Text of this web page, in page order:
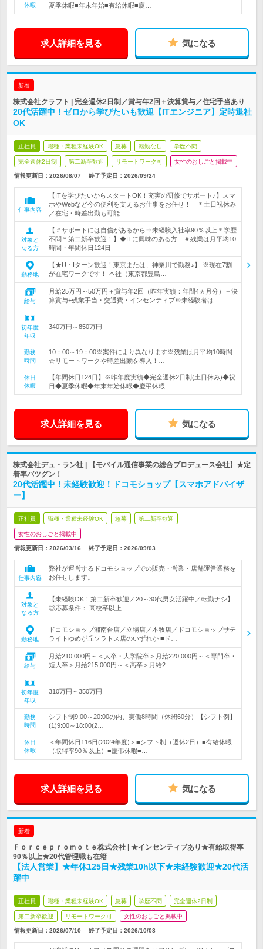
休暇 夏季休暇■年末年始■有給休暇■慶…
求人詳細を見る 気になる
新着
株式会社クラフト | 完全週休2日制／賞与年2回＋決算賞与／住宅手当あり
20代活躍中！ゼロから学びたいも歓迎【ITエンジニア】定時退社
OK
正社員 職種・業種未経験OK 急募 転勤なし 学歴不問
完全週休2日制 第二新卒歓迎 リモートワーク可 女性のおしごと掲載中
情報更新日：2026/08/07 終了予定日： 2026/09/24
仕事内容
【ITを学びたいからスタートOK！充実の研修でサポート♪】スマ
ホやWebなど今の便利を支えるお仕事をお任せ！ ＊土日祝休み
／在宅・時差出勤も可能
対象と
なる方
【＃サポートには自信があるから⇒未経験入社率90％以上＊学歴
不問＊第二新卒歓迎！】◆ITに興味のある方 ＃残業は月平均10
時間・年間休日124日
勤務地
【★U・Iターン歓迎！東京または、神奈川で勤務♪】 ※現在7割
が在宅ワークです！ 本社（東京都豊島…
給与
月給25万円～50万円＋賞与年2回（昨年実績：年間4ヵ月分）＋決
算賞与+残業手当・交通費・インセンティブ※未経験者は…
初年度
年収
340万円～850万円
勤務
時間
10：00～19：00※案件により異なります※残業は月平均10時間
☆リモートワークや時差出勤を導入！…
休日
休暇
【年間休日124日】※昨年度実績◆完全週休2日制(土日休み)◆祝
日◆夏季休暇◆年末年始休暇◆慶弔休暇…
求人詳細を見る 気になる
株式会社デュ・ラン社 | 【モバイル通信事業の総合プロデュース会社】★定
着率バツグン！
20代活躍中！未経験歓迎！ドコモショップ【スマホアドバイザ
ー】
正社員 職種・業種未経験OK 急募 第二新卒歓迎
女性のおしごと掲載中
情報更新日：2026/03/16 終了予定日： 2026/09/03
仕事内容
弊社が運営するドコモショップでの販売・営業・店舗運営業務を
お任せします。
対象と
なる方
【未経験OK！第二新卒歓迎／20～30代男女活躍中／転勤ナシ】
◎応募条件： 高校卒以上
勤務地
ドコモショップ湘南台店／立場店／本牧店／ドコモショップサテ
ライトゆめが丘ソラトス店のいずれか ■ド…
給与
月給210,000円～＜大卒・大学院卒＞月給220,000円～＜専門卒・
短大卒＞月給215,000円～＜高卒＞月給2…
初年度
年収
310万円～350万円
勤務
時間
シフト制9:00～20:00の内、実働8時間（休憩60分）【シフト例】
(1)9:00～18:00(2…
休日
休暇
＜年間休日116日(2024年度)＞■シフト制（週休2日）■有給休暇
（取得率90％以上）■慶弔休暇■…
求人詳細を見る 気になる
新着
Ｆｏｒｃｅｐｒｏｍｏｔｅ株式会社 | ★インセンティブあり★有給取得率
90％以上★20代管理職も在籍
【法人営業】★年休125日★残業10h以下★未経験歓迎★20代活
躍中
正社員 職種・業種未経験OK 急募 学歴不問 完全週休2日制
第二新卒歓迎 リモートワーク可 女性のおしごと掲載中
情報更新日：2026/07/10 終了予定日： 2026/10/08